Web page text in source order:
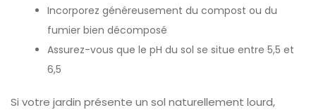
Incorporez généreusement du compost ou du
fumier bien décomposé
Assurez-vous que le pH du sol se situe entre 5,5 et
6,5
Si votre jardin présente un sol naturellement lourd,